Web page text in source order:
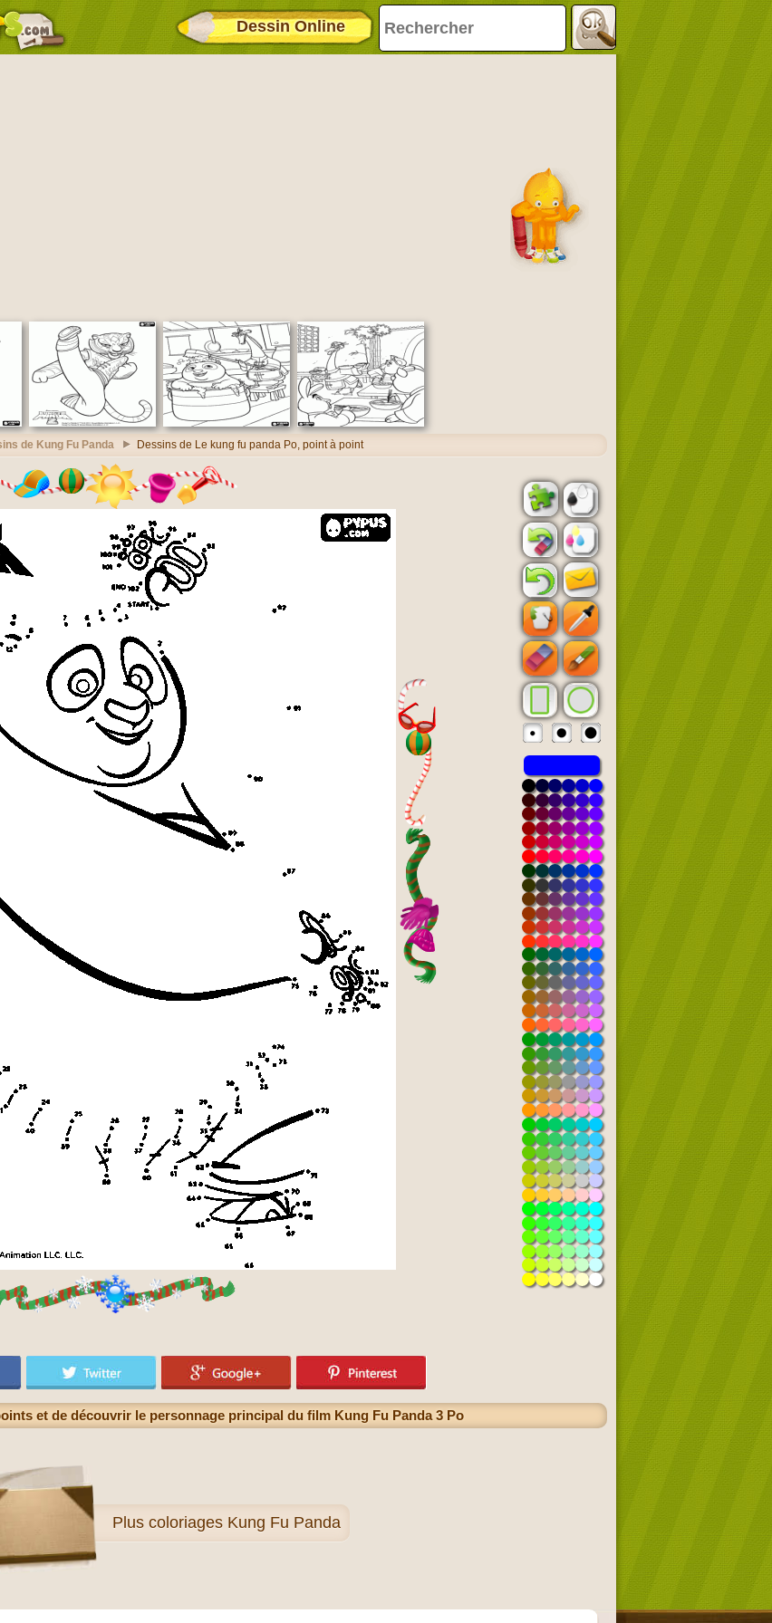
Dessin Online
de Kung Fu Panda Dessins de Le kung fu panda Po, point à point
et de découvrir le personnage principal du film Kung Fu Panda 3 Po
Plus coloriages Kung Fu Panda